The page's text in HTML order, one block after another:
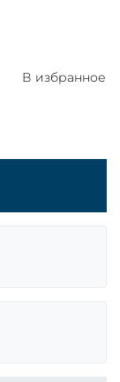
В избранное